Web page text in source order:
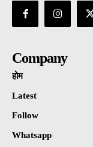
Company
होम
Latest
Follow
Whatsapp